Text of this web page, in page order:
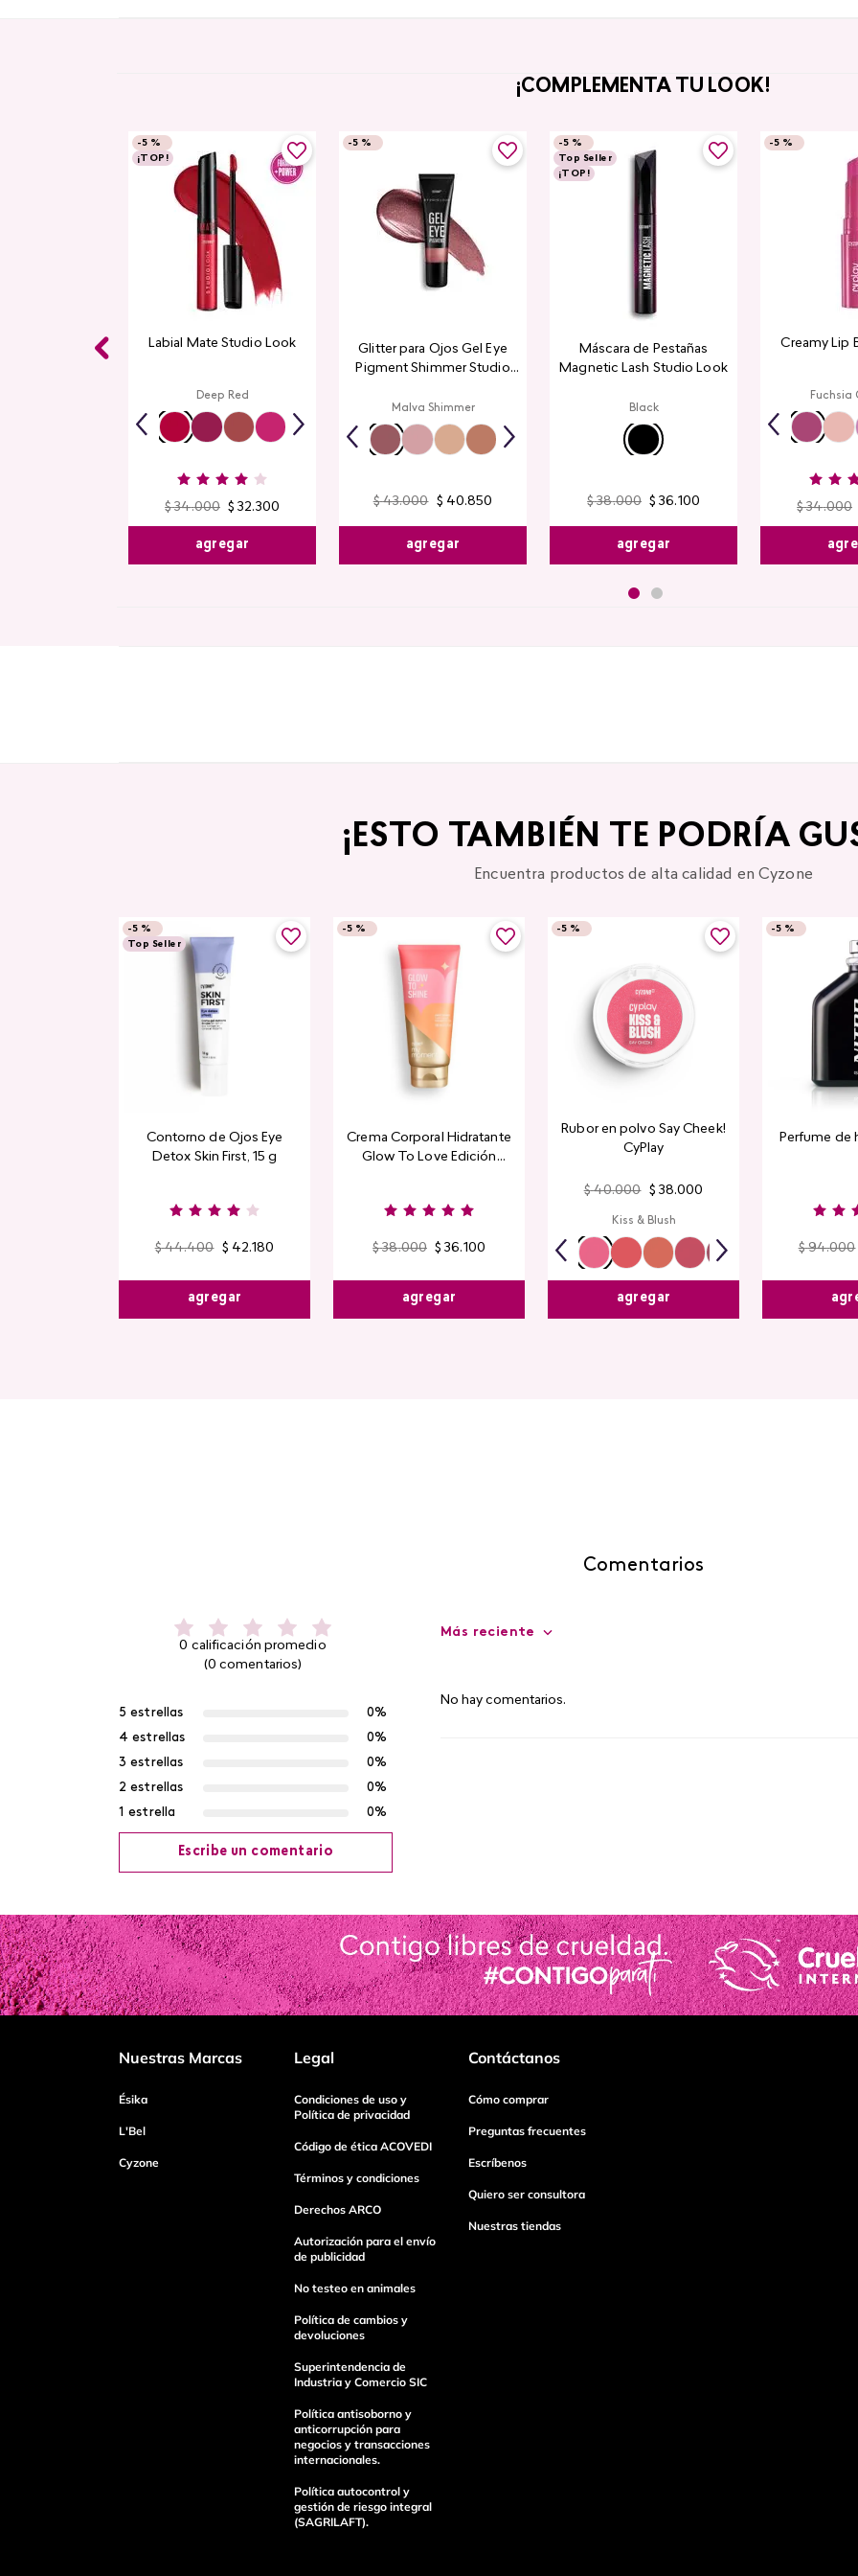
¡COMPLEMENTA TU LOOK!
-5 %
¡TOP!
Labial Mate Studio Look
Deep Red
$ 34.000 $ 32.300
agregar
-5 %
Glitter para Ojos Gel Eye
Pigment Shimmer Studio
Malva Shimmer
$ 43.000 $ 40.850
agregar
-5 %
Top Seller
¡TOP!
Máscara de Pestañas
Magnetic Lash Studio Look
Black
$ 38.000 $ 36.100
agregar
-5 %
Creamy Lip
Fuchsia
$ 34.000
¡ESTO TAMBIÉN TE PODRÍA
Encuentra productos de alta calidad en Cyzone
-5 %
Top Seller
Contorno de Ojos Eye
Detox Skin First, 15 g
$ 44.400 $ 42.180
agregar
-5 %
Crema Corporal Hidratante
Glow To Love Edición
$ 38.000 $ 36.100
agregar
-5 %
Rubor en polvo Say Cheek!
CyPlay
$ 40.000 $ 38.000
Kiss & Blush
agregar
-5 %
Perfume de
$ 94.000
Comentarios
0 calificación promedio
(0 comentarios)
5 estrellas
0%
4 estrellas
0%
3 estrellas
0%
2 estrellas
0%
1 estrella
0%
Escribe un comentario
Agregar comentario
Título
Tu nombre
Dirección de email
enviar comentario
Más reciente
No hay comentarios.
Nuestras Marcas
Ésika
L'Bel
Cyzone
Legal
Condiciones de uso y
Política de privacidad
Código de ética ACOVEDI
Términos y condiciones
Derechos ARCO
Autorización para el envío
de publicidad
No testeo en animales
Política de cambios y
devoluciones
Superintendencia de
Industria y Comercio SIC
Política antisoborno y
anticorrupción para
negocios y transacciones
internacionales.
Política autocontrol y
gestión de riesgo integral
(SAGRILAFT).
Contáctanos
Cómo comprar
Preguntas frecuentes
Escríbenos
Quiero ser consultora
Nuestras tiendas